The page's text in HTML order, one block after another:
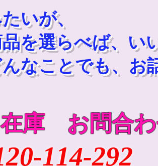
いが、
を選らべば、い
なことでも、お
庫 お問合
114-292